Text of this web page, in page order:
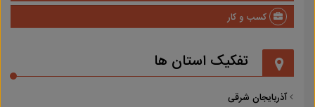
کسب و کار
تفکیک استان ها
آذربایجان شرقی